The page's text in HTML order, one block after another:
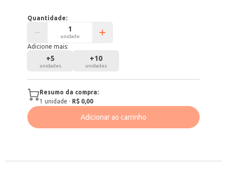
Quantidade:
unidade
Adicione mais:
+5
unidades
+10
unidades
Resumo da compra:
1 unidade · R$ 0,00
Adicionar ao carrinho